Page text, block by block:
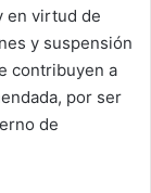
en virtud de
y suspensión
contribuyen a
por ser
de